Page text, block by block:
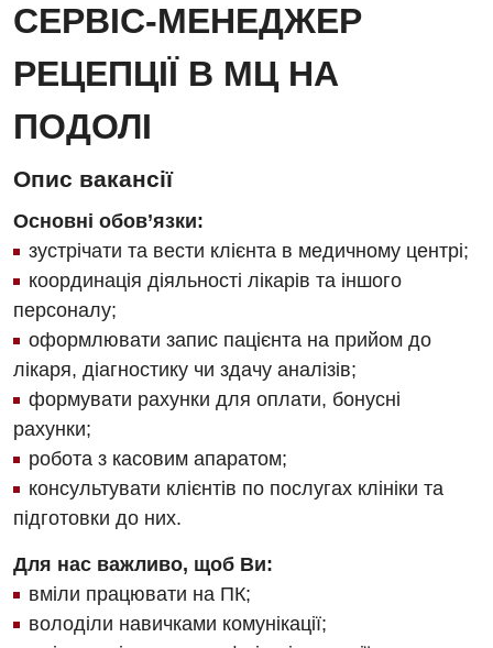
СЕРВІС-МЕНЕДЖЕР
РЕЦЕПЦІЇ В МЦ НА
ПОДОЛІ
Опис вакансії
Основні обов’язки:
зустрічати та вести клієнта в медичному центрі;
координація діяльності лікарів та іншого
персоналу;
оформлювати запис пацієнта на прийом до
лікаря, діагностику чи здачу аналізів;
формувати рахунки для оплати, бонусні
рахунки;
робота з касовим апаратом;
консультувати клієнтів по послугах клініки та
підготовки до них.
Для нас важливо, щоб Ви:
вміли працювати на ПК;
володіли навичками комунікації;